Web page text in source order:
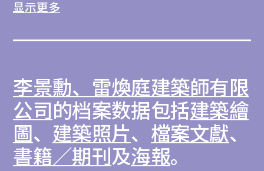
此藏品包含四個項目檔案，記錄了該公司於
缺而設計的大型住宅樓宇。沙田中心則體現了
新市鎮的規劃及建設，其與鐵路車站及購物商
場相連的巨型平台結構及樓宇，成為此後同類
型發展項目的標準配置。而觀塘的太平洋貿易
中心屬「分層工廠大廈」，是1980年代香港
显示更多
李景勳、雷煥庭建築師有限
公司 的档案数据包括建築繪
圖、 建築照片、 檔案文獻、
書籍／期刊及海報。